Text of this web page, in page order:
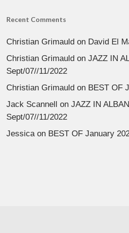
Recent Comments
Christian Grimauld on David El
Christian Grimauld onJAZZ IN
Sept/07//11/2022
Christian Grimauld on BEST OF
Jack Scannell onJAZZ IN
Sept/07//11/2022
Jessicaon BEST OF January